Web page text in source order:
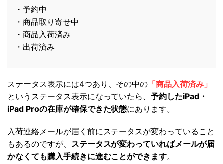
・予約中
・商品取り寄せ中
・商品入荷済み
・出荷済み
ステータス表示には4つあり、その中の 「商品入荷済み」
というステータス表示になっていたら、 予約したiPad・
iPad Proの在庫が確保できた状態にあります。
入荷連絡メールが届く前にステータスが変わっていること
もあるのですが、 ステータスが変わっていればメールが届
かなくても購入手続きに進むことができます。